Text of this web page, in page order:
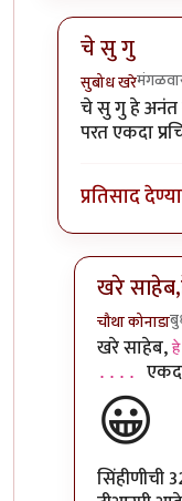
चे सु गु
सुबोध खरे
In reply to
चे सु गु हे अनंत
परत एकदा
प्रतिसाद
खरे
चौथा कोनाडा
In reply to
खरे साहेब,
....
😀
सिंहीणीची